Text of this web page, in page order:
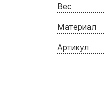
Вес
Материал
Артикул